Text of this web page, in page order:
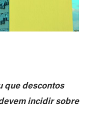
que descontos
incidir sobre